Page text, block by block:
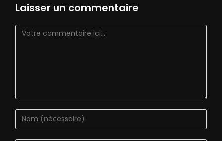
Laisser un commentaire